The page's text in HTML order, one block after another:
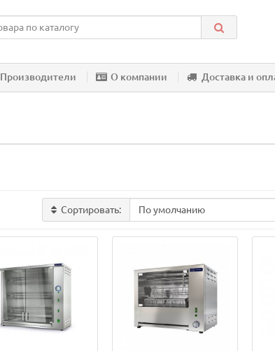
Производители О компании Доставка и
Сортировать: